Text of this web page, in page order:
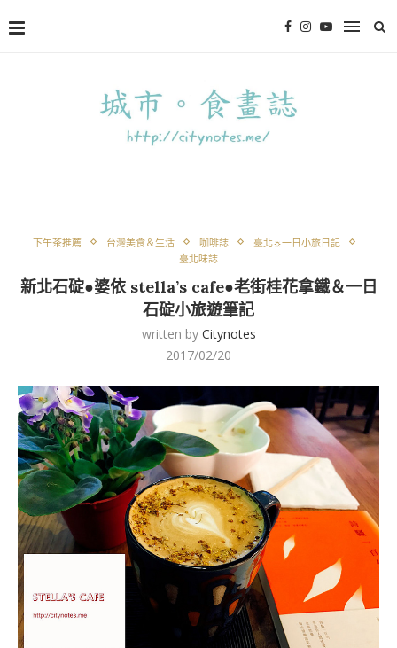
下午茶推薦 台灣美食＆生活 咖啡誌
臺北☼一日小旅日記
臺北味誌
新北石碇●婆依 stella’s cafe●老街桂花拿鐵＆一日
石碇小旅遊筆記
written by Citynotes
2017/02/20